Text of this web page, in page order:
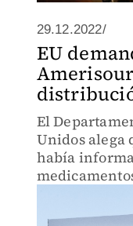
29.12.2022/
EU
El
Unidos alega
había